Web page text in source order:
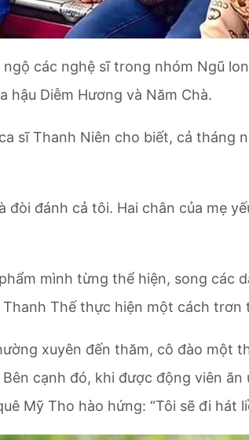
các nghệ sĩ trong nhóm Ngũ
hậu Diễm Hương và Năm Chà.
sĩ Thanh Niên cho biết, cả tháng
đòi đánh cả tôi. Hai chân của mẹ
mình từng thể hiện, song các
Thế thực hiện một cách trơn
xuyên đến thăm, cô đào một
cạnh đó, khi được động viên ăn
Mỹ Tho hào hứng: “Tôi sẽ đi hát